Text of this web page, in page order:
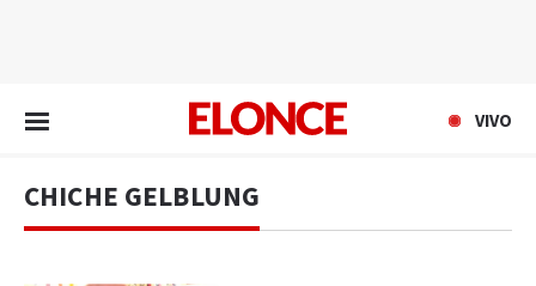
VIVO
CHICHE GELBLUNG